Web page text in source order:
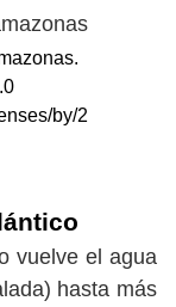
by/2
vuelve el agua
hasta más